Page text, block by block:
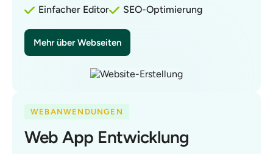
Einfacher Editor
SEO-Optimierung
Mehr über Webseiten
WEBANWENDUNGEN
Web App Entwicklung